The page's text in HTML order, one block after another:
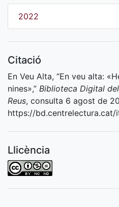
2022
Citació
En Veu Alta, “En veu alta:
nines»,” Biblioteca Digital
Reus, consulta 6 agost de
https://bd.centrelectura.cat/
Llicència